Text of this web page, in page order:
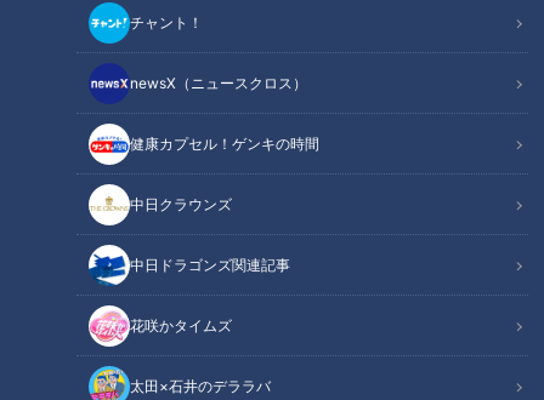
チャント！
newsX（ニュースクロス）
健康カプセル！ゲンキの時間
中日クラウンズ
中日ドラゴンズ関連記事
花咲かタイムズ
太田×石井のデララバ
竜が首位カープに３連勝、残る課題は？
2024/07/08 18:20